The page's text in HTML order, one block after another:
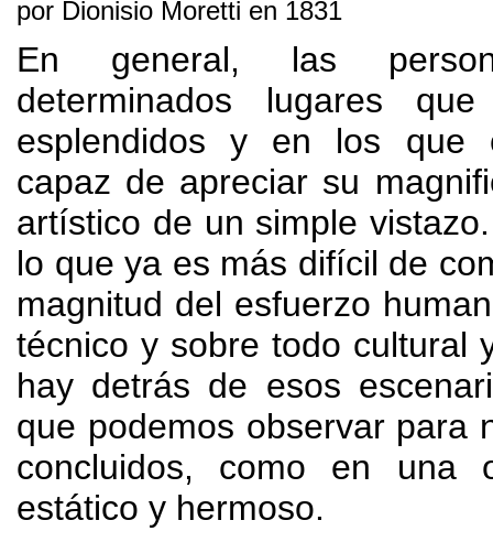
por Dionisio Moretti en 1831
En general, las
determinados lugares
esplendidos y en los que
capaz de apreciar su
artístico de un simple vistazo
lo que ya es más difícil de
magnitud del esfuerzo
técnico y sobre todo cultural
hay detrás de esos
que podemos observar para
concluidos, como en una
estático y hermoso.